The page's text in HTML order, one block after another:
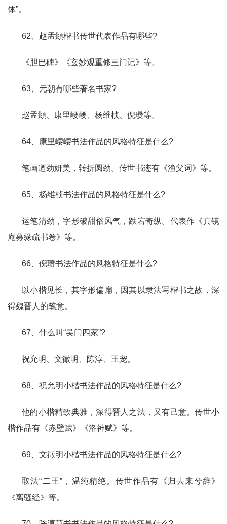
体”。
62、赵孟頫楷书传世代表作品有哪些?
《胆巴碑》《玄妙观重修三门记》等。
63、元朝有哪些著名书家?
赵孟頫、康里崾崾、杨维桢、倪瓒等。
64、康里崾崾书法作品的风格特征是什么?
笔画遒劲妍美，转折圆劲。传世书迹有《渔父词》等。
65、杨维桢书法作品的风格特征是什么?
运笔清劲，字形破甜俗风气，跌宕奇纵。代表作《真镜
庵募缘疏书卷》等。
66、倪瓒书法作品的风格特征是什么?
以小楷见长，其字形偏扁，因其以隶法写楷书之故，深
得魏晋人的笔意。
67、什么叫“吴门四家”?
祝允明、文徵明、陈淳、王宠。
68、祝允明小楷书法作品的风格特征是什么?
他的小楷精致典雅，深得晋人之法，又有己意。传世小
楷作品有《赤壁赋》《洛神赋》等。
69、文徵明小楷书法作品的风格特征是什么?
取法“二王”，温纯精绝。传世作品有《归去来兮辞》
《离骚经》等。